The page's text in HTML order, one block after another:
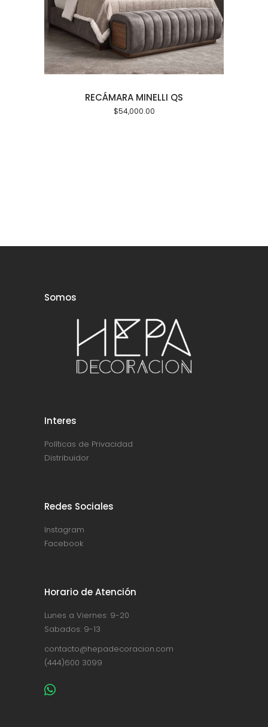
RECÁMARA MINELLI QS
$54,000.00
Añadir al carrito
Somos
Interes
Políticas de Privacidad
Distribuidor
Redes Sociales
Instagram
Facebook
Horario de Atención
Lunes a Viernes: 9-20
Sabados: 9-13
contacto@hepadecoracion.com
(444)600 3099